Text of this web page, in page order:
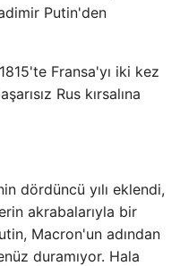
Putin'den
Fransa'yı iki kez
Rus kırsalına
dördüncü yılı eklendi,
akrabalarıyla bir
Macron'un adından
duramıyor. Hala